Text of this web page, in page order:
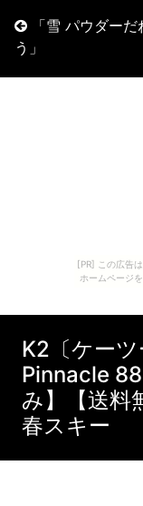
[PR] この広告
ホームページ
「雪 パウダー
う」
K2〔ケー
Pinnacle
み】【送料
春スキー